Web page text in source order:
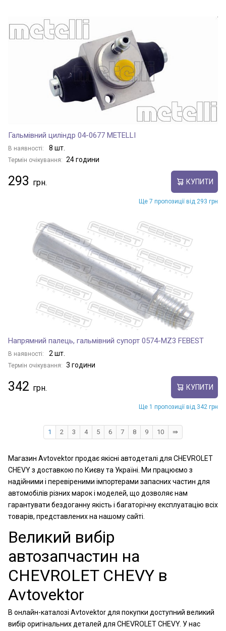
Гальмівний циліндр 04-0677 METELLI
В наявності: 8 шт.
Термін очікування: 24 години
293 КУПИТИ
Ще 7 пропозиції від 293 грн
Напрямний палець, гальмівний супорт 0574-MZ3 FEBEST
В наявності: 2 шт.
Термін очікування: 3 години
342 КУПИТИ
Ще 1 пропозиції від 342 грн
1 2 3 4 5 6 7 8 9 10 ⇛
Магазин Avtovektor продає якісні автодеталі для CHEVROLET
CHEVY з доставкою по Києву та Україні. Ми працюємо з
надійними і перевіреними імпортерами запасних частин для
автомобілів різних марок і моделей, що дозволяє нам
гарантувати бездоганну якість і багаторічну експлуатацію всіх
товарів, представлених на нашому сайті.
Великий вибір
автозапчастин на
CHEVROLET CHEVY в
Avtovektor
В онлайн-каталозі Avtovektor для покупки доступний великий
вибір оригінальних деталей для CHEVROLET CHEVY. У нас